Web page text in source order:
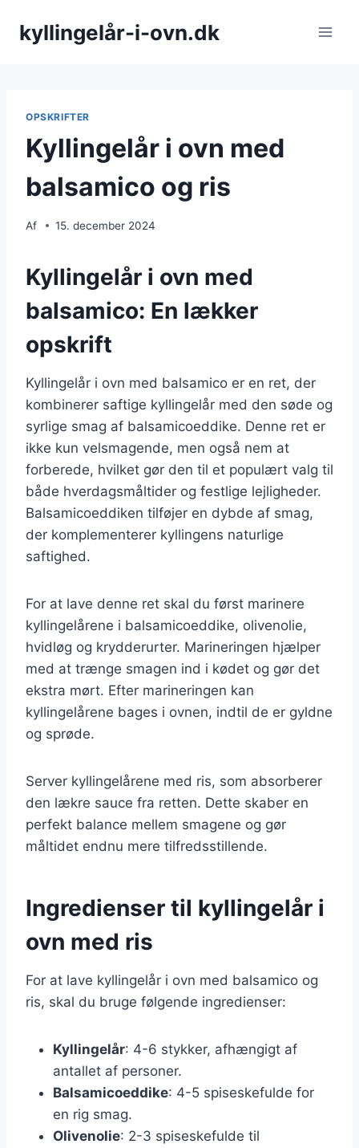
kyllingelår-i-ovn.dk
OPSKRIFTER
Kyllingelår i ovn med
balsamico og ris
Af 15. december 2024
Kyllingelår i ovn med
balsamico: En lækker
opskrift
Kyllingelår i ovn med balsamico er en ret, der
kombinerer saftige kyllingelår med den søde og
syrlige smag af balsamicoeddike. Denne ret er
ikke kun velsmagende, men også nem at
forberede, hvilket gør den til et populært valg til
både hverdagsmåltider og festlige lejligheder.
Balsamicoeddiken tilføjer en dybde af smag,
der komplementerer kyllingens naturlige
saftighed.
For at lave denne ret skal du først marinere
kyllingelårene i balsamicoeddike, olivenolie,
hvidløg og krydderurter. Marineringen hjælper
med at trænge smagen ind i kødet og gør det
ekstra mørt. Efter marineringen kan
kyllingelårene bages i ovnen, indtil de er gyldne
og sprøde.
Server kyllingelårene med ris, som absorberer
den lækre sauce fra retten. Dette skaber en
perfekt balance mellem smagene og gør
måltidet endnu mere tilfredsstillende.
Ingredienser til kyllingelår i
ovn med ris
For at lave kyllingelår i ovn med balsamico og
ris, skal du bruge følgende ingredienser:
Kyllingelår: 4-6 stykker, afhængigt af
antallet af personer.
Balsamicoeddike: 4-5 spiseskefulde for
en rig smag.
Olivenolie: 2-3 spiseskefulde til